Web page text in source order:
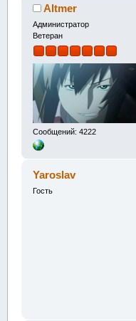
Altmer
Администратор
Ветеран
Сообщений: 4222
Yaroslav
Гость